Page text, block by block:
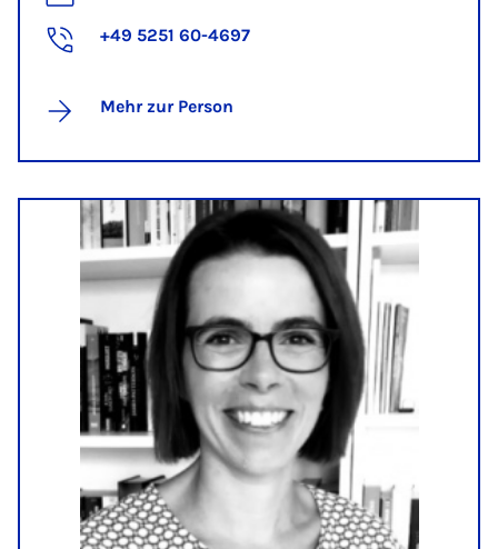
+49 5251 60-4697
Mehr zur Person